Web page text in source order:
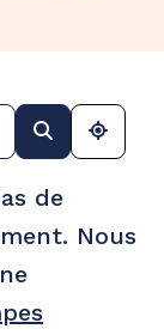
de
Nous